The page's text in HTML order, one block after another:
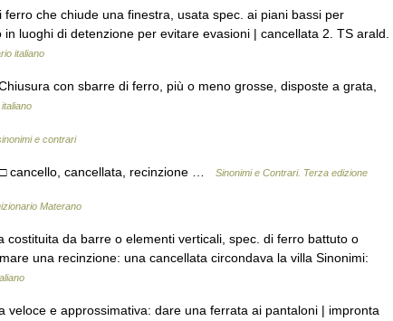
ferro che chiude una finestra, usata spec. ai piani bassi per
luoghi di detenzione per evitare evasioni | cancellata 2. TS arald.
italiano
con sbarre di ferro, più o meno grosse, disposte a grata,
e contrari
cancello, cancellata, recinzione … Sinonimi e Contrari. Terza edizione
Materano
costituita da barre o elementi verticali, spec. di ferro battuto o
una recinzione: una cancellata circondava la villa Sinonimi:
veloce e approssimativa: dare una ferrata ai pantaloni | impronta